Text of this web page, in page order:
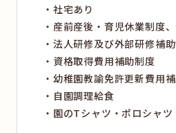
社宅あり
産前産後・育児休業制度
法人研修及び外部研修補
資格取得費用補助制度
幼稚園教諭免許更新費用
自園調理給食
園のTシャツ・ポロシャ